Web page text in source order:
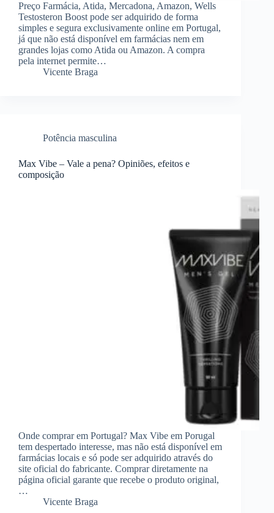
Preço Farmácia, Atida, Mercadona, Amazon, Wells
Testosteron Boost pode ser adquirido de forma
simples e segura exclusivamente online em Portugal,
já que não está disponível em farmácias nem em
grandes lojas como Atida ou Amazon. A compra
pela internet permite…
Vicente Braga
Potência masculina
Max Vibe – Vale a pena? Opiniões, efeitos e
composição
Onde comprar em Portugal? Max Vibe em Porugal
tem despertado interesse, mas não está disponível em
farmácias locais e só pode ser adquirido através do
site oficial do fabricante. Comprar diretamente na
página oficial garante que recebe o produto original,
…
Vicente Braga